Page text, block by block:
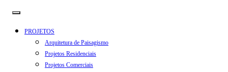
PROJETOS
Arquitetura de Paisagismo
Projetos Residenciais
Projetos Comerciais